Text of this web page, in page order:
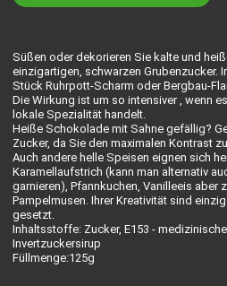
Süßen oder dekorieren Sie kalte und
einzigartigen, schwarzen Grubenzucker.
Stück Ruhrpott-Scharm oder Bergbau-
Die Wirkung ist um so intensiver , wenn
lokale Spezialität handelt.
Heiße Schokolade mit Sahne gefällig?
Zucker, da Sie den maximalen Kontrast
Auch andere helle Speisen eignen sich
Karamellaufstrich (kann man alternativ
garnieren), Pfannkuchen, Vanilleeis aber
Pampelmusen. Ihrer Kreativität sind
gesetzt.
Inhaltsstoffe: Zucker, E153 -
Invertzuckersirup
Füllmenge:125g